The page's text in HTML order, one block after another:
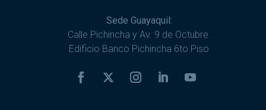
Sede Guayaquil:
Calle Pichincha y Av. 9 de Octubre.
Edificio Banco Pichincha 6to Piso